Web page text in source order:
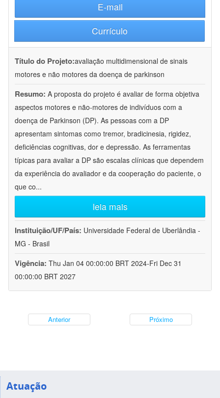
E-mail
Currículo
Título do Projeto:avaliação multidimensional de sinais
motores e não motores da doença de parkinson
Resumo: A proposta do projeto é avaliar de forma objetiva
aspectos motores e não-motores de indivíduos com a
doença de Parkinson (DP). As pessoas com a DP
apresentam sintomas como tremor, bradicinesia, rigidez,
deficiências cognitivas, dor e depressão. As ferramentas
típicas para avaliar a DP são escalas clínicas que dependem
da experiência do avaliador e da cooperação do paciente, o
que co...
leia mais
Instituição/UF/País: Universidade Federal de Uberlândia -
MG - Brasil
Vigência: Thu Jan 04 00:00:00 BRT 2024-Fri Dec 31
00:00:00 BRT 2027
Anterior Próximo
Atuação